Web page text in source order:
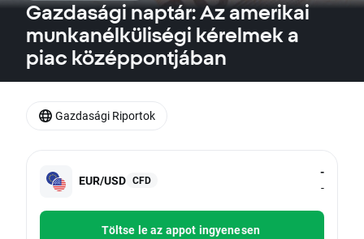
Gazdasági naptár: Az amerikai
munkanélküliségi kérelmek a
piac középpontjában
EUR/USD CFD
-
-
Töltse le az appot ingyenesen
Gazdasági Riportok